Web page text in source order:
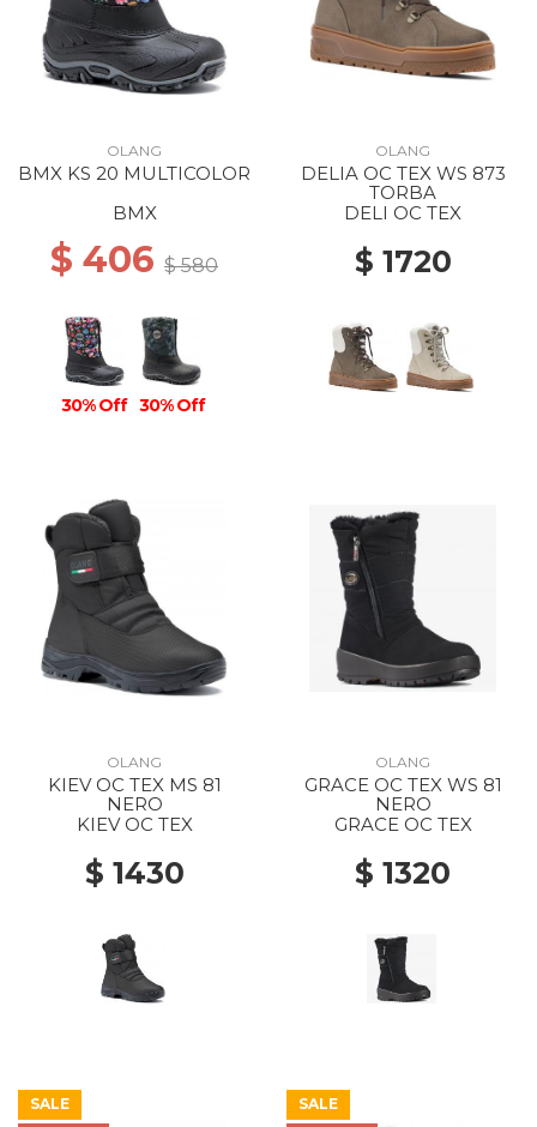
OLANG
BMX KS 20 MULTICOLOR
BMX
$ 406 $ 580
30% Off 30% Off
OLANG
DELIA OC TEX WS 873
TORBA
DELI OC TEX
$ 1720
OLANG
KIEV OC TEX MS 81
NERO
KIEV OC TEX
$ 1430
OLANG
GRACE OC TEX WS 81
NERO
GRACE OC TEX
$ 1320
SALE
SALE